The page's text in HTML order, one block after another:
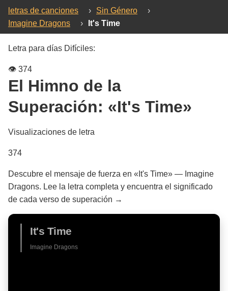
letras de canciones › Sin Género
›
Imagine Dragons
› It's Time
Letra para días Difíciles:
👁️ 374
El Himno de la
Superación: «It's Time»
Visualizaciones de letra
374
Descubre el mensaje de fuerza en «It's Time» — Imagine
Dragons. Lee la letra completa y encuentra el significado
de cada verso de superación →
It's Time
Imagine Dragons